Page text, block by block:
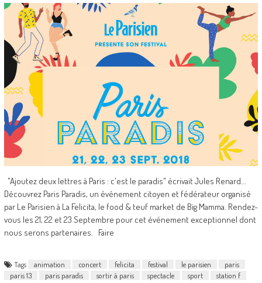
"Ajoutez deux lettres à Paris : c'est le paradis" écrivait Jules Renard...
Découvrez Paris Paradis, un événement citoyen et fédérateur organisé
par Le Parisien à La Felicita, le food & teuf market de Big Mamma. Rendez-
vous les 21, 22 et 23 Septembre pour cet événement exceptionnel dont
nous serons partenaires. Faire
Tags animation concert felicita festival le parisien
paris
paris 13
paris paradis sortir à paris spectacle sport station f